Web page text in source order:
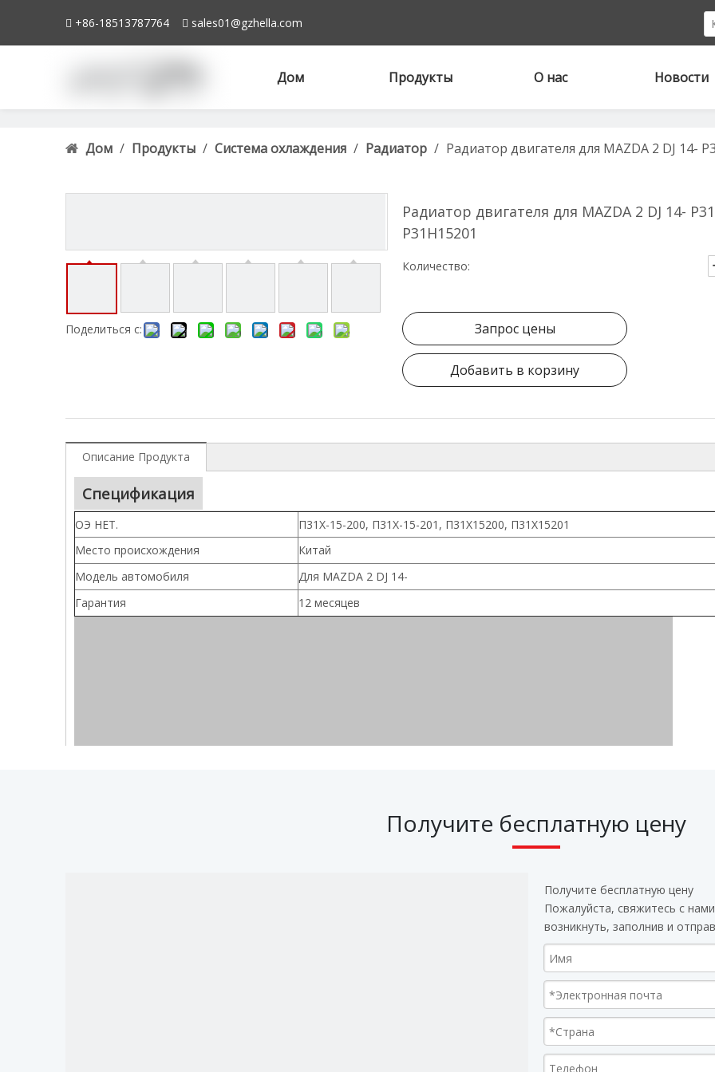
 +86-18513787764  sales01@gzhella.com
Дом Продукты О нас Новости
Дом / Продукты / Система охлаждения / Радиатор / Радиатор двигателя для MAZDA 2 DJ 14-
Поделиться с:
Радиатор двигателя для MAZDA 2 DJ 14-
P31H15201
Количество:
Запрос цены
Добавить в корзину
Описание Продукта
Спецификация
ОЭ НЕТ.
П31Х-15-200, П31Х-15-201, П31Х15200, П31Х15201
Место происхождения
Китай
Модель автомобиля
Для MAZDA 2 DJ 14-
Гарантия
12 месяцев
Получите бесплатную цену
Получите бесплатную цену
Пожалуйста, свяжитесь с
возникнуть, заполнив и